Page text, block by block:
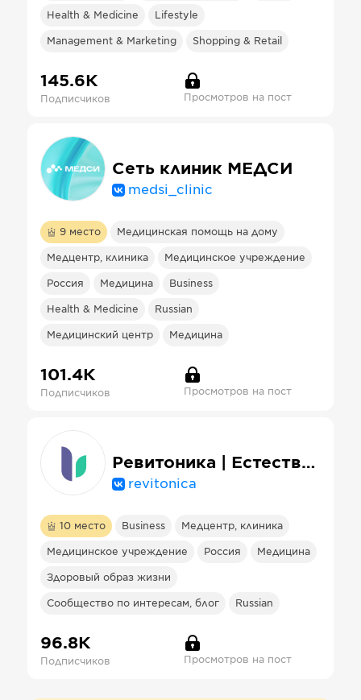
Health & Medicine Lifestyle
Management & Marketing Shopping & Retail
145.6К
Подписчиков Просмотров на пост
Сеть клиник МЕДСИ
medsi_clinic
9 место Медицинская помощь на дому
Медцентр, клиника Медицинское учреждение
Россия Медицина Business
Health & Medicine Russian
Медицинский центр Медицина
101.4К
Подписчиков Просмотров на пост
Ревитоника | Естественное омоложение лица и тела
revitonica
10 место Business Медцентр, клиника
Медицинское учреждение Россия Медицина
Здоровый образ жизни
Сообщество по интересам, блог Russian
96.8К
Подписчиков Просмотров на пост